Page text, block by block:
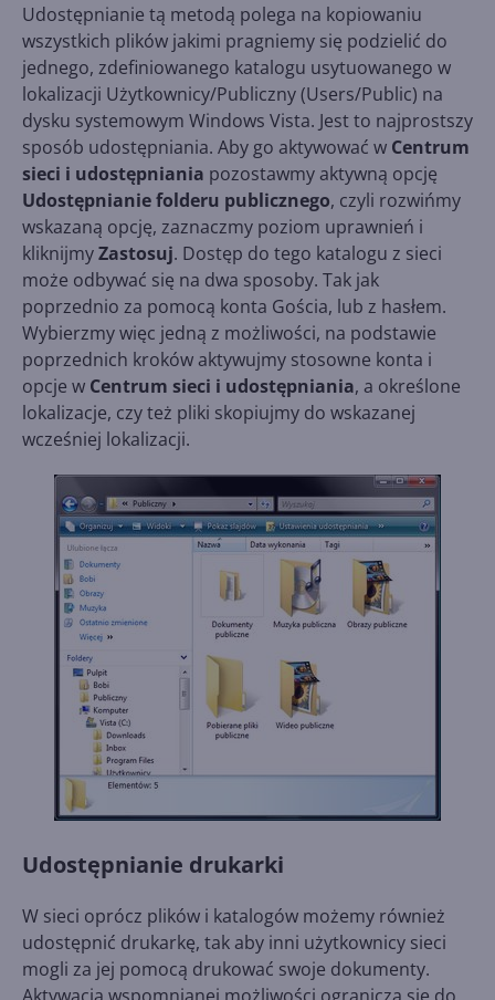
Udostępnianie tą metodą polega na kopiowaniu
wszystkich plików jakimi pragniemy się podzielić do
jednego, zdefiniowanego katalogu usytuowanego w
lokalizacji Użytkownicy/Publiczny (Users/Public) na
dysku systemowym Windows Vista. Jest to najprostszy
sposób udostępniania. Aby go aktywować w Centrum
sieci i udostępniania pozostawmy aktywną opcję
Udostępnianie folderu publicznego, czyli rozwińmy
wskazaną opcję, zaznaczmy poziom uprawnień i
kliknijmyZastosuj. Dostęp do tego katalogu z sieci
może odbywać się na dwa sposoby. Tak jak
poprzednio za pomocą konta Gościa, lub z hasłem.
Wybierzmy więc jedną z możliwości, na podstawie
poprzednich kroków aktywujmy stosowne konta i
opcje w Centrum sieci i udostępniania, a określone
lokalizacje, czy też pliki skopiujmy do wskazanej
wcześniej lokalizacji.
Udostępnianie drukarki
W sieci oprócz plików i katalogów możemy również
udostępnić drukarkę, tak aby inni użytkownicy sieci
mogli za jej pomocą drukować swoje dokumenty.